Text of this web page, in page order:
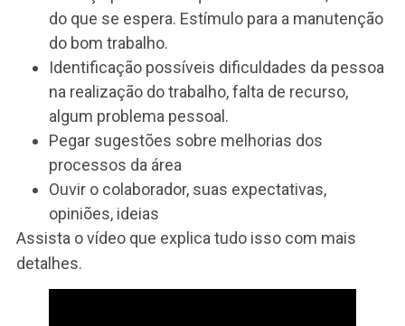
Mas, à medida em que a pratica desse roteiro
amadurece, as pessoas incorporam essa
passa a fazer feedbacks consistentes
naturalmente.
3. Como dar feedback de
acompanhamento
Nem sempre o feedback é de melhoria ou de
elogio. Existem muitos casos em que, tanto o